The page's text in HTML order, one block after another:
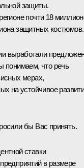
защиты.
почти 18
защитных костюмов.
выработали
понимаем, что речь
мерах,
на устойчивое
бы Вас принять.
ставки
в размере